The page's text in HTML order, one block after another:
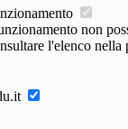
non
l'elenco nella